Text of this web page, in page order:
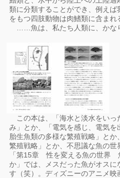
類に分類することができ、例えば
をもつ四肢動物は肉鰭類に含まれ
……魚は、私たち人類に、かな
この本は、「海水と淡水をい
み」とか、「電気を感じ、電気
胎生魚類の多様な繁殖戦略」と
繁殖戦略」とか、不思議な魚の世
「第15章 性を変える魚の世界
か」では、メスだった魚がオスに
す（笑）。ディズニーのアニメ映